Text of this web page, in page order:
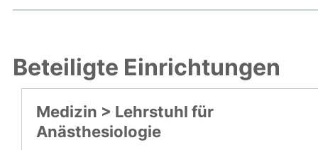
Beteiligte Einrichtungen
Medizin > Lehrstuhl für
Anästhesiologie